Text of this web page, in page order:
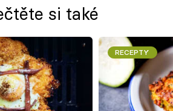
si také
RECEPTY